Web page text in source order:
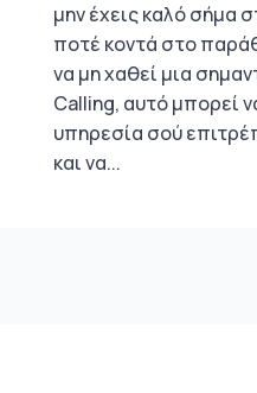
μην έχεις καλό σήμα
ποτέ κοντά στο
να μη χαθεί μια
Calling, αυτό μπορεί
υπηρεσία σού
και να...